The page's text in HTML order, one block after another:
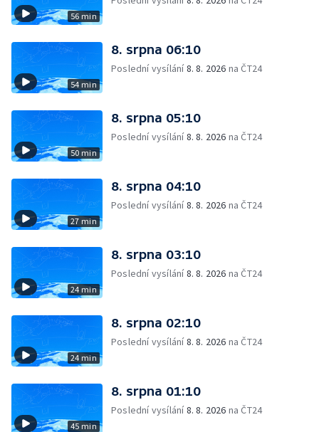
56 min
54 min
8. srpna 06:10
Poslední vysílání8. 8. 2026 na ČT24
50 min
8. srpna 05:10
Poslední vysílání8. 8. 2026 na ČT24
27 min
8. srpna 04:10
Poslední vysílání8. 8. 2026 na ČT24
24 min
8. srpna 03:10
Poslední vysílání8. 8. 2026 na ČT24
24 min
8. srpna 02:10
Poslední vysílání8. 8. 2026 na ČT24
45 min
8. srpna 01:10
Poslední vysílání8. 8. 2026 na ČT24